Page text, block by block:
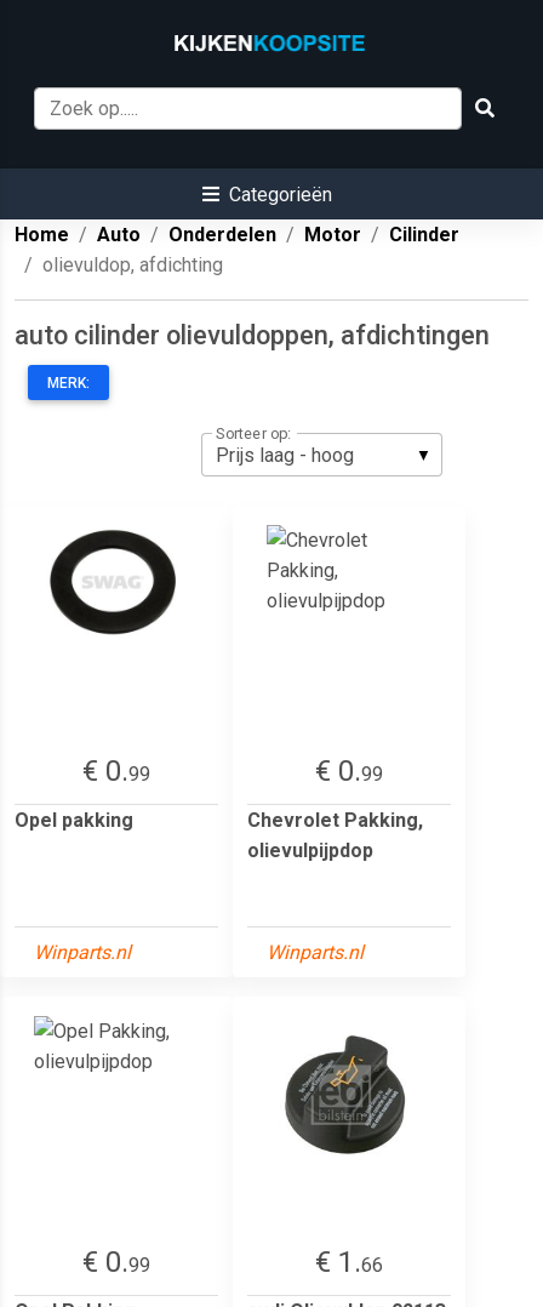
Categorieën
Home
Auto Onderdelen Motor
Cilinder
olievuldop, afdichting
auto cilinder olievuldoppen, afdichtingen
MERK:
Sorteer op:
€ 0.99
Opel pakking
Winparts.nl
€ 0.99
Chevrolet Pakking,
olievulpijpdop
Winparts.nl
€ 0.99
€ 1.66